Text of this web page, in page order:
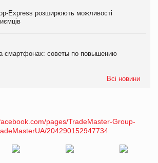
Express розширюють можливості
смартфонах: советы по повышению
Всі новини